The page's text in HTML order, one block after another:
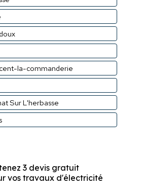
la-commanderie
Sur L'herbasse
3 devis gratuit
vos travaux d'électricité